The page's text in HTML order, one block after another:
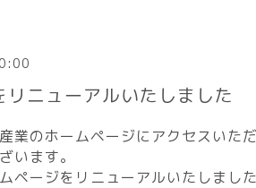
リニューアルいたしました
業のホームページにアクセスいた
います。
ページをリニューアルいたしました